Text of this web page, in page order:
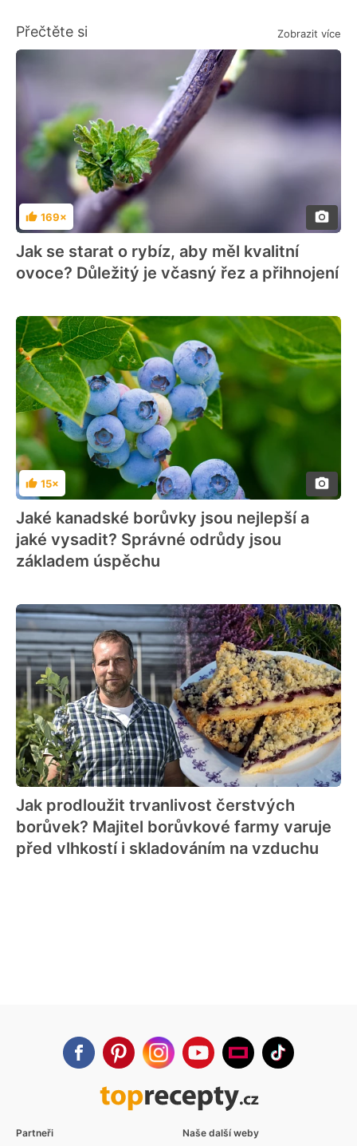
Přečtěte si Zobrazit více
Hodnocení
169×
Jak se starat o rybíz, aby měl kvalitní
ovoce? Důležitý je včasný řez a přihnojení
Hodnocení
15×
Jaké kanadské borůvky jsou nejlepší a
jaké vysadit? Správné odrůdy jsou
základem úspěchu
Jak prodloužit trvanlivost čerstvých
borůvek? Majitel borůvkové farmy varuje
před vlhkostí i skladováním na vzduchu
Partneři Naše další weby